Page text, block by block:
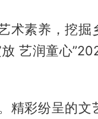
术素养，挖
艺润童心
精彩纷呈的